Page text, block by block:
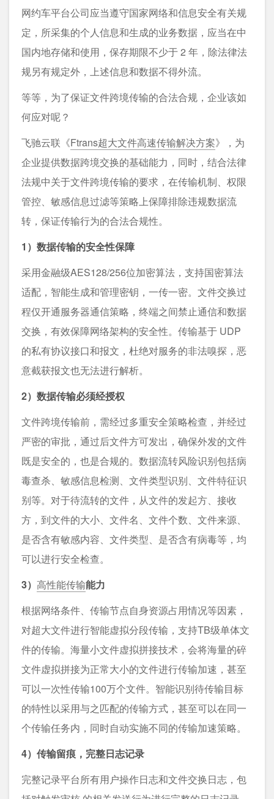
网约车平台公司应当遵守国家网络和信息安全有关规
定，所采集的个人信息和生成的业务数据，应当在中
国内地存储和使用，保存期限不少于 2 年，除法律法
规另有规定外，上述信息和数据不得外流。
等等，为了保证文件跨境传输的合法合规，企业该如
何应对呢？
飞驰云联《Ftrans超大文件高速传输解决方案》，为
企业提供数据跨境交换的基础能力，同时，结合法律
法规中关于文件跨境传输的要求，在传输机制、权限
管控、敏感信息过滤等策略上保障排除违规数据流
转，保证传输行为的合法合规性。
1）数据传输的安全性保障
采用金融级AES128/256位加密算法，支持国密算法
适配，智能生成和管理密钥，一传一密。文件交换过
程仅开通服务器通信策略，终端之间禁止通信和数据
交换，有效保障网络架构的安全性。传输基于 UDP
的私有协议接口和报文，杜绝对服务的非法嗅探，恶
意截获报文也无法进行解析。
2）数据传输必须经授权
文件跨境传输前，需经过多重安全策略检查，并经过
严密的审批，通过后文件方可发出，确保外发的文件
既是安全的，也是合规的。数据流转风险识别包括病
毒查杀、敏感信息检测、文件类型识别、文件特征识
别等。对于待流转的文件，从文件的发起方、接收
方，到文件的大小、文件名、文件个数、文件来源、
是否含有敏感内容、文件类型、是否含有病毒等，均
可以进行安全检查。
3） 高性能传输能力
根据网络条件、传输节点自身资源占用情况等因素，
对超大文件进行智能虚拟分段传输，支持TB级单体文
件的传输。海量小文件虚拟拼接技术，会将海量的碎
文件虚拟拼接为正常大小的文件进行传输加速，甚至
可以一次性传输100万个文件。智能识别待传输目标
的特性以采用与之匹配的传输方式，甚至可以在同一
个传输任务内，同时自动实施不同的传输加速策略。
4）传输留痕，完整日志记录
完整记录平台所有用户操作日志和文件交换日志，包